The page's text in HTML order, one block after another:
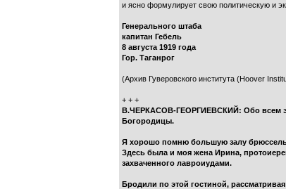
и ясно формулирует свою политическую и
Генерального штаба
капитан Гебель
8 августа 1919 года
Гор. Таганрог
(Архив Гуверовского института (Hoover
+ + +
В.ЧЕРКАСОВ-ГЕОРГИЕВСКИЙ: Обо всем
Богородицы.
Я хорошо помню большую залу
Здесь была и моя жена Ирина,
захваченного лавроиудами.
Бродили по этой гостиной,